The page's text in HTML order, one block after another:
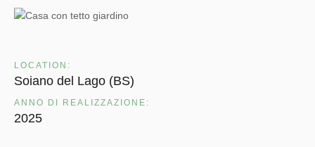
LOCATION:
Soiano del Lago (BS)
ANNO DI REALIZZAZIONE:
2025